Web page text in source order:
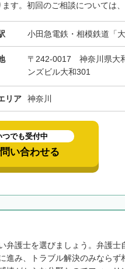
ます。初回のご相談については
小田急電鉄・相模鉄道「
〒242-0017 神奈川県大
ンズビル大和301
リア 神奈川
つでも受付中
い合わせる
弁護士を選びましょう。弁護士
進み、トラブル解決のみならず